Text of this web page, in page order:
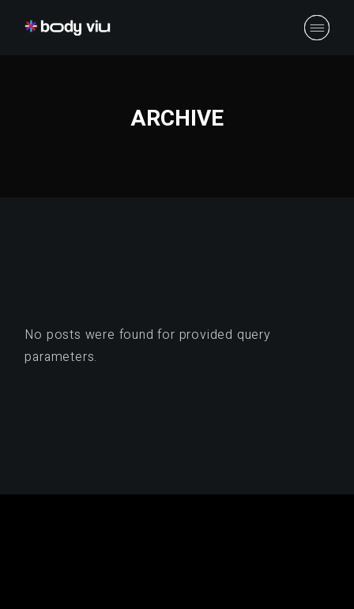
ARCHIVE
No posts were found for provided query
parameters.